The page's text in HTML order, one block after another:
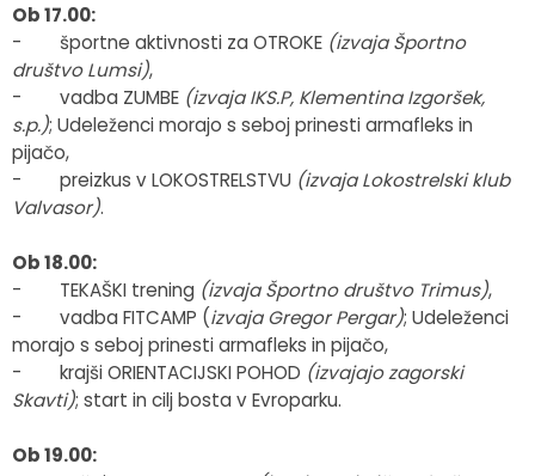
Ob 17.00:
- športne aktivnosti za OTROKE (izvaja Športno
društvo Lumsi),
- vadba ZUMBE (izvaja IKS.P, Klementina Izgoršek,
s.p.); Udeleženci morajo s seboj prinesti armafleks in
pijačo,
- preizkus v LOKOSTRELSTVU (izvaja Lokostrelski klub
Valvasor).
Ob 18.00:
- TEKAŠKI trening (izvaja Športno društvo Trimus),
- vadba FITCAMP (izvaja Gregor Pergar); Udeleženci
morajo s seboj prinesti armafleks in pijačo,
- krajši ORIENTACIJSKI POHOD (izvajajo zagorski
Skavti); start in cilj bosta v Evroparku.
Ob 19.00: